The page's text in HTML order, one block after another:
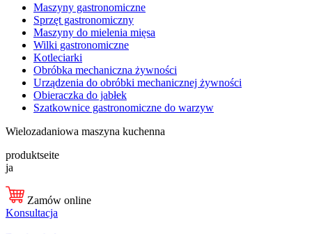
Maszyny gastronomiczne
Sprzęt gastronomiczny
Maszyny do mielenia mięsa
Wilki gastronomiczne
Kotleciarki
Obróbka mechaniczna żywności
Urządzenia do obróbki mechanicznej żywności
Obieraczka do jabłek
Szatkownice gastronomiczne do warzyw
Wielozadaniowa maszyna kuchenna
produktseite
ja
Zamów online
Konsultacja